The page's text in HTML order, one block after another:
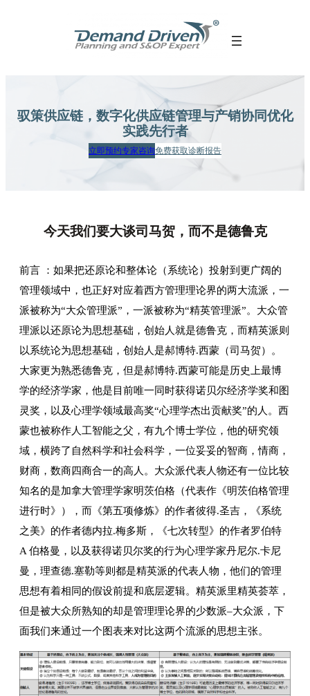
驭策供应链，数字化供应链管理与产销协同优化
实践先行者
立即预约专家咨询免费获取诊断报告
今天我们要大谈司马贺，而不是德鲁克
前言 ：如果把还原论和整体论（系统论）投射到更广阔的
管理领域中，也正好对应着西方管理理论界的两大流派，一
派被称为“大众管理派”，一派被称为“精英管理派”。大众管
理派以还原论为思想基础，创始人就是德鲁克，而精英派则
以系统论为思想基础，创始人是郝博特.西蒙（司马贺）。
大家更为熟悉德鲁克，但是郝博特.西蒙可能是历史上最博
学的经济学家，他是目前唯一同时获得诺贝尔经济学奖和图
灵奖，以及心理学领域最高奖“心理学杰出贡献奖”的人。西
蒙也被称作人工智能之父，有九个博士学位，他的研究领
域，横跨了自然科学和社会科学，一位妥妥的智商，情商，
财商，数商四商合一的高人。大众派代表人物还有一位比较
知名的是加拿大管理学家明茨伯格（代表作《明茨伯格管理
进行时》），而《第五项修炼》的作者彼得.圣吉，《系统
之美》的作者德内拉.梅多斯，《七次转型》的作者罗伯特
A 伯格曼，以及获得诺贝尔奖的行为心理学家丹尼尔.卡尼
曼，理查德.塞勒等则都是精英派的代表人物，他们的管理
思想有着相同的假设前提和底层逻辑。精英派里精英荟萃，
但是被大众所熟知的却是管理理论界的少数派–大众派，下
面我们来通过一个图表来对比这两个流派的思想主张。